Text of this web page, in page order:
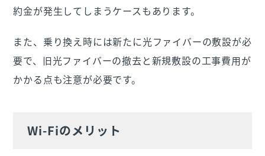
約金が発生してしまうケースもあります。
また、乗り換え時には新たに光ファイバーの敷設が必
要で、旧光ファイバーの撤去と新規敷設の工事費用が
かかる点も注意が必要です。
Wi-Fiのメリット